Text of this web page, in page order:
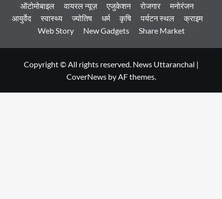
ऑटोमोबाइल
वायरल न्यूज़ एजुकेशन रोजगार
मनोरंजन
आयुर्वेद
स्वास्थ्य ज्योतिष धर्म कृषि पर्यटन स्थल
क्राइम
Web Story
New Gadgets Share Market
Copyright © All rights reserved. News Uttaranchal |
CoverNewsby AF themes.